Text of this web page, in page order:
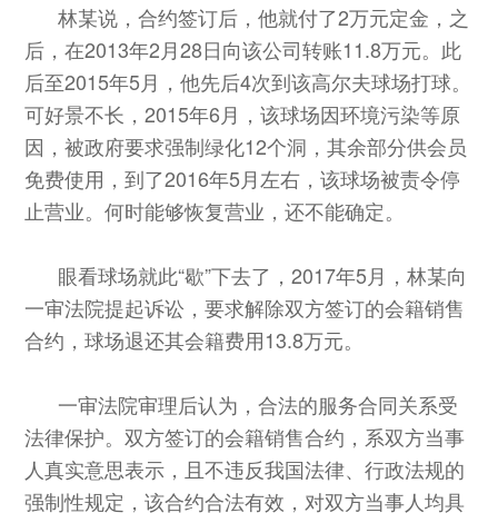
林某说，合约签订后，他就付了2万元定金，之
后，在2013年2月28日向该公司转账11.8万元。此
后至2015年5月，他先后4次到该高尔夫球场打球。
可好景不长，2015年6月，该球场因环境污染等原
因，被政府要求强制绿化12个洞，其余部分供会员
免费使用，到了2016年5月左右，该球场被责令停
止营业。何时能够恢复营业，还不能确定。
眼看球场就此“歇”下去了，2017年5月，林某向
一审法院提起诉讼，要求解除双方签订的会籍销售
合约，球场退还其会籍费用13.8万元。
一审法院审理后认为，合法的服务合同关系受
法律保护。双方签订的会籍销售合约，系双方当事
人真实意思表示，且不违反我国法律、行政法规的
强制性规定，该合约合法有效，对双方当事人均具